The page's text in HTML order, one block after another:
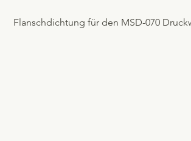
Flanschdichtung für den MSD-070